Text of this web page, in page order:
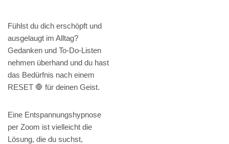
Fühlst du dich erschöpft und
ausgelaugt im Alltag?
Gedanken und To-Do-Listen
nehmen überhand und du hast
das Bedürfnis nach einem
RESET 🛑 für deinen Geist.
Eine Entspannungshypnose
per Zoom ist vielleicht die
Lösung, die du suchst,